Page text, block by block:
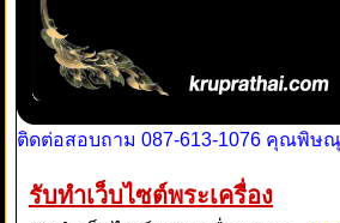
ติดต่อสอบถาม 087-613-1076 คุณพิษณุ
รับทำเว็บไซต์พระเครื่อง